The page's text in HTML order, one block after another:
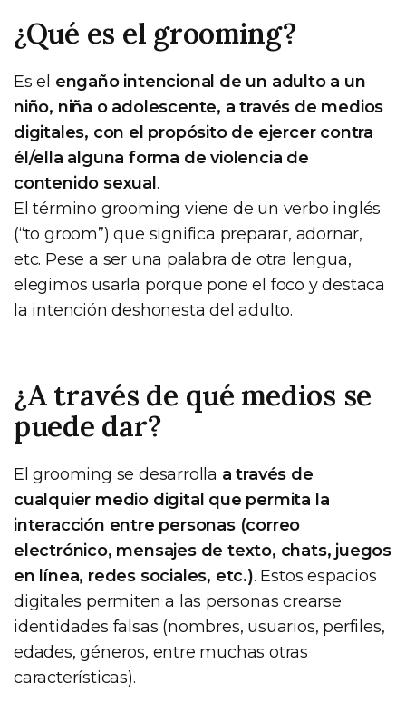
¿Qué es el grooming?
Es el engaño intencional de un adulto a un
niño, niña o adolescente, a través de medios
digitales, con el propósito de ejercer contra
él/ella alguna forma de violencia de
contenido sexual .
El término grooming viene de un verbo inglés
(“to groom”) que significa preparar, adornar,
etc. Pese a ser una palabra de otra lengua,
elegimos usarla porque pone el foco y destaca
la intención deshonesta del adulto.
¿A través de qué medios se
puede dar?
El grooming se desarrolla a través de
cualquier medio digital que permita la
interacción entre personas (correo
electrónico, mensajes de texto, chats, juegos
en línea, redes sociales, etc.). Estos espacios
digitales permiten a las personas crearse
identidades falsas (nombres, usuarios, perfiles,
edades, géneros, entre muchas otras
características).